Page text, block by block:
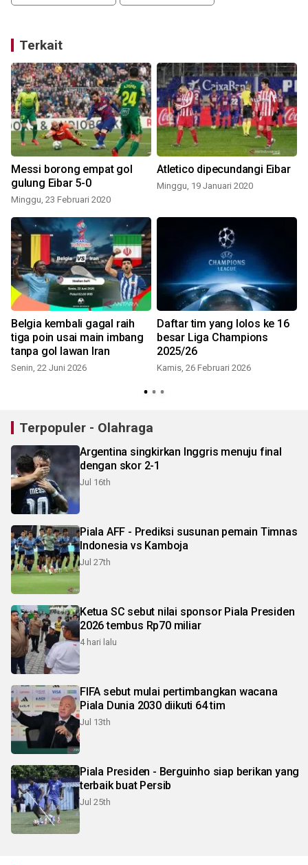
Terkait
Messi borong empat gol
gulung Eibar 5-0
Minggu, 23 Februari 2020
Atletico dipecundangi Eibar
Minggu, 19 Januari 2020
Belgia kembali gagal raih
tiga poin usai main imbang
tanpa gol lawan Iran
Senin, 22 Juni 2026
Daftar tim yang lolos ke 16
besar Liga Champions
2025/26
Kamis, 26 Februari 2026
Terpopuler - Olahraga
Argentina singkirkan Inggris menuju final
dengan skor 2-1
Jul 16th
Piala AFF - Prediksi susunan pemain Timnas
Indonesia vs Kamboja
Jul 27th
Ketua SC sebut nilai sponsor Piala Presiden
2026 tembus Rp70 miliar
4 hari lalu
FIFA sebut mulai pertimbangkan wacana
Piala Dunia 2030 diikuti 64 tim
Jul 13th
Piala Presiden - Berguinho siap berikan yang
terbaik buat Persib
Jul 25th